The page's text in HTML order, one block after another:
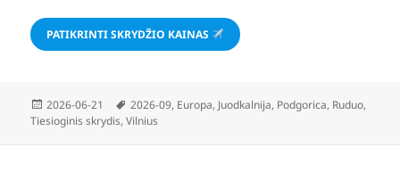
PATIKRINTI SKRYDŽIO KAINAS
Paskelbta
2026-06-21 Žymos
2026-09, Europa, Juodkalnija, Podgorica, Ruduo,
Tiesioginis skrydis,Vilnius